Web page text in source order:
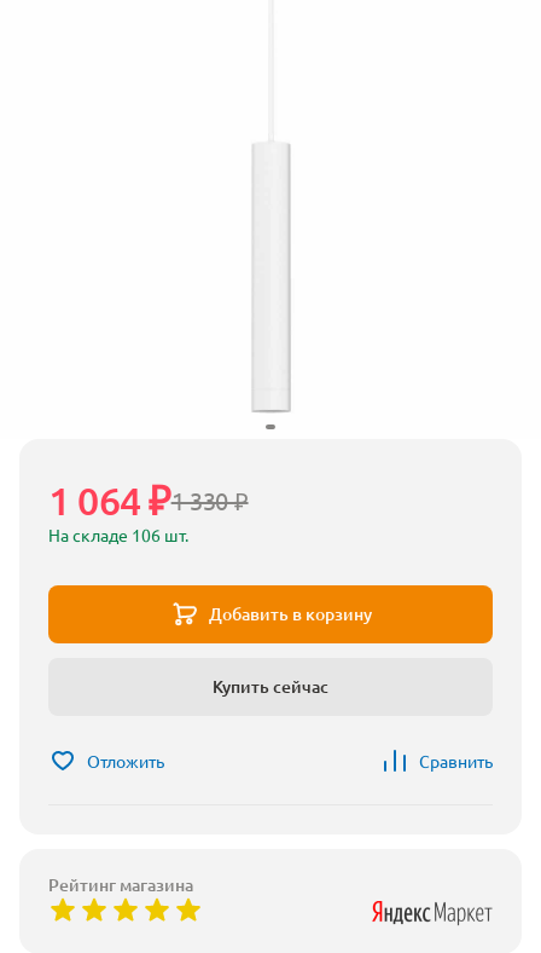
1 330 ₽
1 064 ₽
На складе 106 шт.
Добавить в корзину
Купить сейчас
Отложить Сравнить
Рейтинг магазина